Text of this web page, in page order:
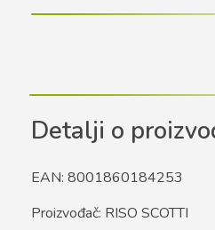
Detalji o
EAN: 8001860184253
Proizvođač: RISO SCOTTI